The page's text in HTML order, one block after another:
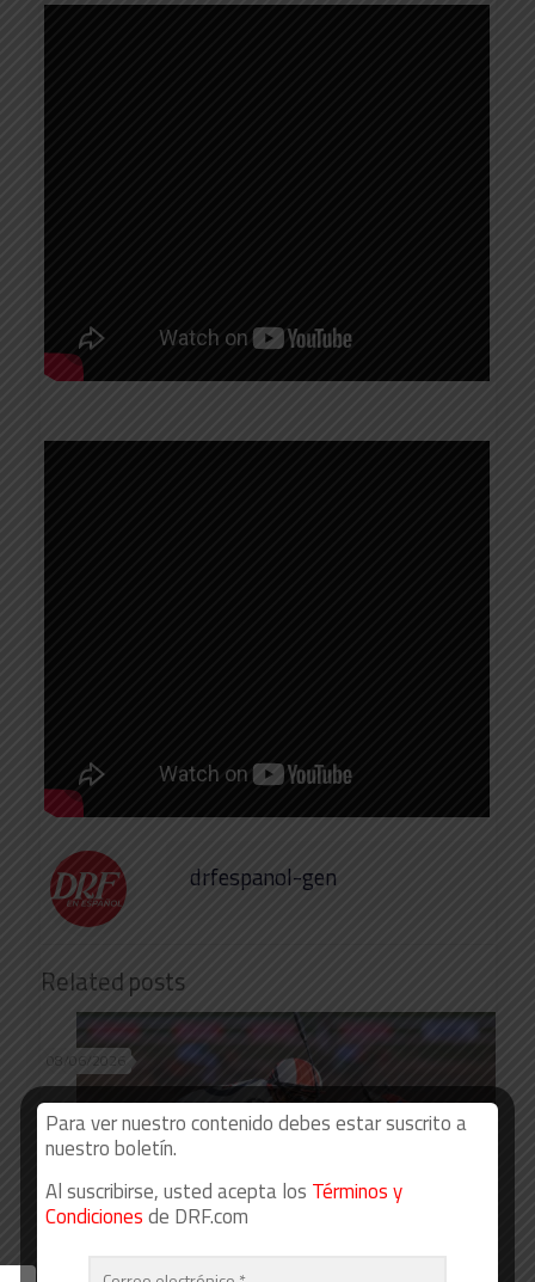
drfespanol-gen
Related posts
08/06/2026
Para ver nuestro contenido debes estar suscrito a
nuestro boletín.
Al suscribirse, usted acepta los Términos y
Condicionesde DRF.com